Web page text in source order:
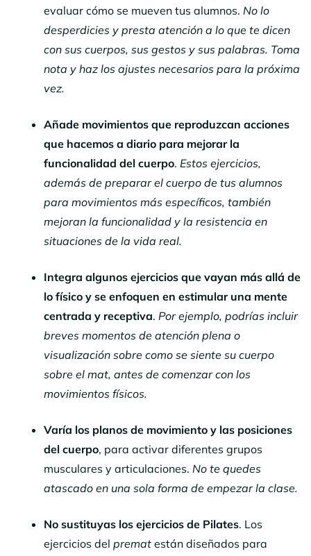
evaluar cómo se mueven tus alumnos. No lo
desperdicies y presta atención a lo que te dicen
con sus cuerpos, sus gestos y sus palabras. Toma
nota y haz los ajustes necesarios para la próxima
vez.
Añade movimientos que reproduzcan acciones
que hacemos a diario para mejorar la
funcionalidad del cuerpo. Estos ejercicios,
además de preparar el cuerpo de tus alumnos
para movimientos más específicos, también
mejoran la funcionalidad y la resistencia en
situaciones de la vida real.
Integra algunos ejercicios que vayan más allá de
lo físico y se enfoquen en estimular una mente
centrada y receptiva. Por ejemplo, podrías incluir
breves momentos de atención plena o
visualización sobre como se siente su cuerpo
sobre el mat, antes de comenzar con los
movimientos físicos.
Varía los planos de movimiento y las posiciones
del cuerpo, para activar diferentes grupos
musculares y articulaciones. No te quedes
atascado en una sola forma de empezar la clase.
No sustituyas los ejercicios de Pilates. Los
ejercicios del premat están diseñados para